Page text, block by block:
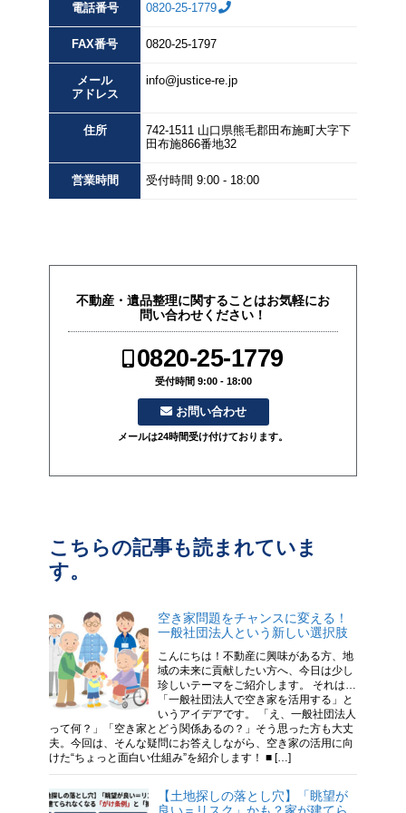
電話番号 0820-25-1779
FAX番号 0820-25-1797
メール
アドレス
info@justice-re.jp
住所 742-1511 山口県熊毛郡田布施町大字下
田布施866番地32
営業時間 受付時間 9:00 - 18:00
不動産・遺品整理に関することはお気軽にお
問い合わせください！
0820-25-1779
受付時間 9:00 - 18:00
お問い合わせ
メールは24時間受け付けております。
こちらの記事も読まれていま
す。
空き家問題をチャンスに変える！
一般社団法人という新しい選択肢
こんにちは！不動産に興味がある方、地
域の未来に貢献したい方へ、今日は少し
珍しいテーマをご紹介します。 それは…
「一般社団法人で空き家を活用する」と
いうアイデアです。 「え、一般社団法人
って何？」「空き家とどう関係あるの？」そう思った方も大丈
夫。今回は、そんな疑問にお答えしながら、空き家の活用に向
けた“ちょっと面白い仕組み”を紹介します！ ■ […]
【土地探しの落とし穴】「眺望が